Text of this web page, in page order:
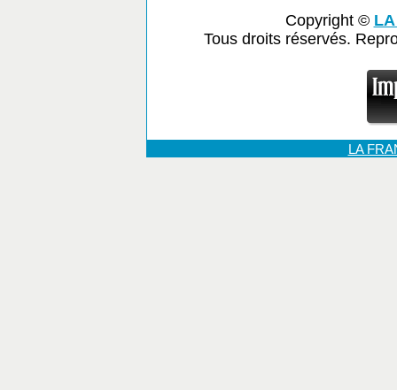
Copyright ©
Tous droits réservés.
LA